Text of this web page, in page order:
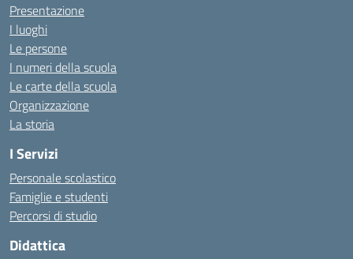
Presentazione
I luoghi
Le persone
I numeri della scuola
Le carte della scuola
Organizzazione
La storia
I Servizi
Personale scolastico
Famiglie e studenti
Percorsi di studio
Didattica